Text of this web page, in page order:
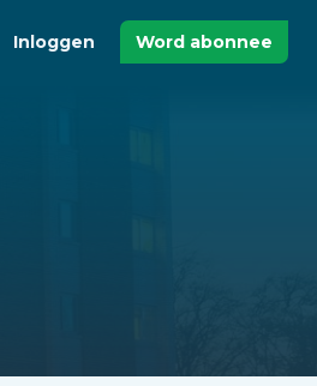
Inloggen Word abonnee